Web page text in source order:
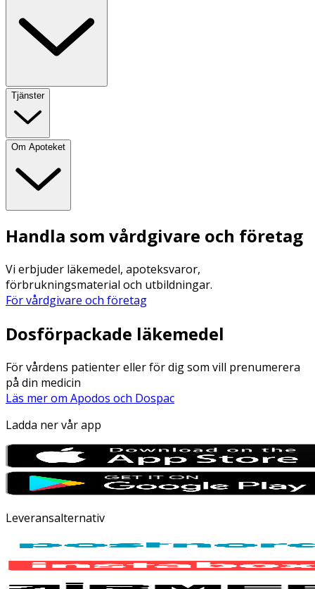
Tjänster
Om Apoteket
Handla som vårdgivare och företag
Vi erbjuder läkemedel, apoteksvaror,
förbrukningsmaterial och utbildningar.
För vårdgivare och företag
Dosförpackade läkemedel
För vårdens patienter eller för dig som vill prenumerera
på din medicin
Läs mer om Apodos och Dospac
Ladda ner vår app
Leveransalternativ